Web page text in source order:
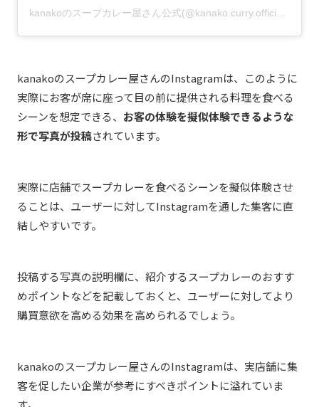
kanakoのスープカレー屋さんのInstagramは、このように
実際にお客が席に座って目の前に提供される料理を食べる
シーンを想定できる、 お客の体験を擬似体験できるような
形で写真が投稿されています。
実際に店舗でスープカレーを食べるシーンを擬似体験させ
ることは、ユーザーに対してInstagramを通した集客に直
結しやすいです。
投稿する写真の説明欄に、紹介するスープカレーのおすす
めポイントなどを記載しておくと、ユーザーに対してより
購買意欲を高める効果を高められるでしょう。
kanakoのスープカレー屋さんのInstagramは、実店舗に集
客を促したい企業が参考にすべきポイントに溢れていま